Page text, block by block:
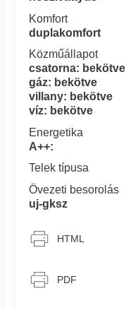
Komfort
duplakomfort
Közműállapot
csatorna: bekötve
gáz: bekötve
villany: bekötve
víz: bekötve
Energetika
A++:
Telek típusa
Övezeti besorolás
uj-gksz
HTML
PDF